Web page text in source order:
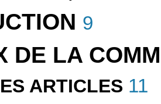
9
DE LA
ARTICLES 11